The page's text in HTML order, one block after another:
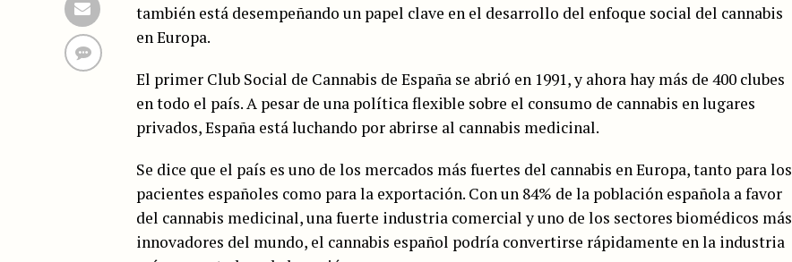
también está desempeñando un papel clave en el desarrollo del enfoque social del cannabis
en Europa.
El primer Club Social de Cannabis de España se abrió en 1991, y ahora hay más de 400 clubes
en todo el país. A pesar de una política flexible sobre el consumo de cannabis en lugares
privados, España está luchando por abrirse al cannabis medicinal.
Se dice que el país es uno de los mercados más fuertes del cannabis en Europa, tanto para los
pacientes españoles como para la exportación. Con un 84% de la población española a favor
del cannabis medicinal, una fuerte industria comercial y uno de los sectores biomédicos más
innovadores del mundo, el cannabis español podría convertirse rápidamente en la industria